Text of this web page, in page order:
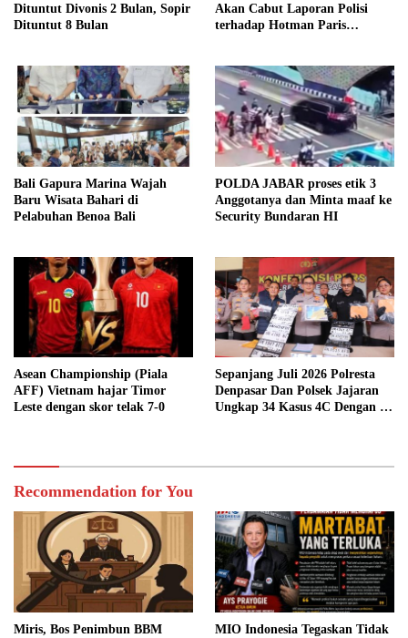
Dituntut Divonis 2 Bulan, Sopir
Dituntut 8 Bulan
Akan Cabut Laporan Polisi
terhadap Hotman Paris
Bali Gapura Marina Wajah
Baru Wisata Bahari di
Pelabuhan Benoa Bali
POLDA JABAR proses etik 3
Anggotanya dan Minta maaf ke
Security Bundaran HI
Asean Championship (Piala
AFF) Vietnam hajar Timor
Leste dengan skor telak 7-0
Sepanjang Juli 2026 Polresta
Denpasar Dan Polsek Jajaran
Ungkap 34 Kasus 4C Dengan 42
Recommendation for You
Miris, Bos Penimbun BBM
MIO Indonesia Tegaskan Tidak